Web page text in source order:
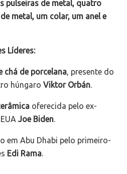
pulseiras de metal, quatro
metal, um colar, um anel e
Líderes:
chá de porcelana, presente do
húngaro Viktor Orbán.
oferecida pelo ex-
Joe Biden.
em Abu Dhabi pelo primeiro-
Edi Rama.